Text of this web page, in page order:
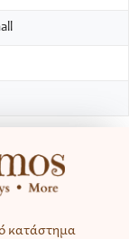
κατάστημα